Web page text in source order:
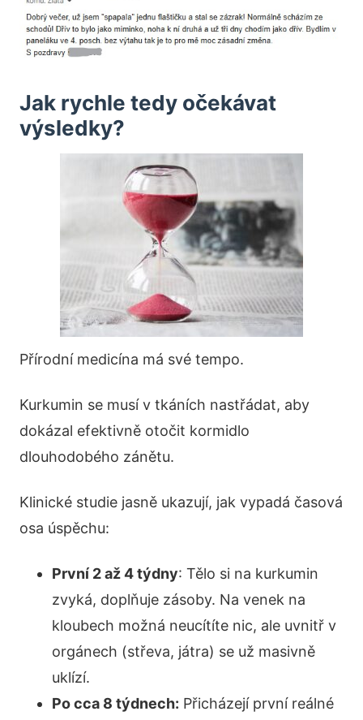
Jak rychle tedy očekávat
výsledky?
Přírodní medicína má své tempo.
Kurkumin se musí v tkáních nastřádat, aby
dokázal efektivně otočit kormidlo
dlouhodobého zánětu.
Klinické studie jasně ukazují, jak vypadá časová
osa úspěchu:
První 2 až 4 týdny: Tělo si na kurkumin
zvyká, doplňuje zásoby. Na venek na
kloubech možná neucítíte nic, ale uvnitř v
orgánech (střeva, játra) se už masivně
uklízí.
Po cca 8 týdnech: Přicházejí první reálné